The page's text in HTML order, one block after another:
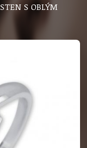
S OBLÝM